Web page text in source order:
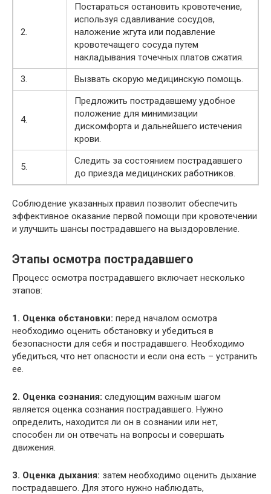
2.
Постараться остановить кровотечение,
используя сдавливание сосудов,
наложение жгута или подавление
кровотечащего сосуда путем
накладывания точечных платов сжатия.
3.
Вызвать скорую медицинскую помощь.
4.
Предложить пострадавшему удобное
положение для минимизации
дискомфорта и дальнейшего истечения
крови.
5.
Следить за состоянием пострадавшего
до приезда медицинских работников.
Соблюдение указанных правил позволит обеспечить
эффективное оказание первой помощи при кровотечении
и улучшить шансы пострадавшего на выздоровление.
Этапы осмотра пострадавшего
Процесс осмотра пострадавшего включает несколько
этапов:
1. Оценка обстановки: перед началом осмотра
необходимо оценить обстановку и убедиться в
безопасности для себя и пострадавшего. Необходимо
убедиться, что нет опасности и если она есть – устранить
ее.
2. Оценка сознания: следующим важным шагом
является оценка сознания пострадавшего. Нужно
определить, находится ли он в сознании или нет,
способен ли он отвечать на вопросы и совершать
движения.
3. Оценка дыхания: затем необходимо оценить дыхание
пострадавшего. Для этого нужно наблюдать,